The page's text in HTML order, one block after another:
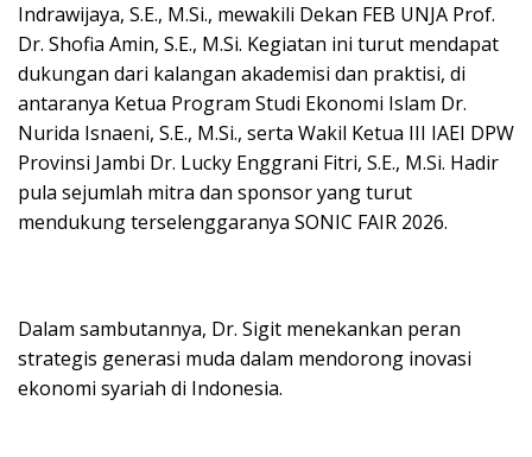
Indrawijaya, S.E., M.Si., mewakili Dekan FEB UNJA Prof.
Dr. Shofia Amin, S.E., M.Si. Kegiatan ini turut mendapat
dukungan dari kalangan akademisi dan praktisi, di
antaranya Ketua Program Studi Ekonomi Islam Dr.
Nurida Isnaeni, S.E., M.Si., serta Wakil Ketua III IAEI DPW
Provinsi Jambi Dr. Lucky Enggrani Fitri, S.E., M.Si. Hadir
pula sejumlah mitra dan sponsor yang turut
mendukung terselenggaranya SONIC FAIR 2026.
Dalam sambutannya, Dr. Sigit menekankan peran
strategis generasi muda dalam mendorong inovasi
ekonomi syariah di Indonesia.